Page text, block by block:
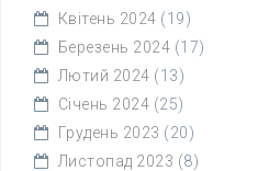
Квітень 2024 (19)
Березень 2024 (17)
Лютий 2024 (13)
Січень 2024 (25)
Грудень 2023 (20)
Листопад 2023 (8)